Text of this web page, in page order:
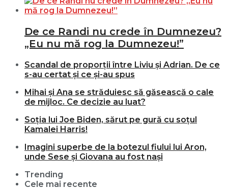
De ce Randi nu crede în Dumnezeu?
„Eu nu mă rog la Dumnezeu!”
Scandal de proporții între Liviu și Adrian. De ce
s-au certat și ce și-au spus
Mihai și Ana se străduiesc să găsească o cale
de mijloc. Ce decizie au luat?
Soția lui Joe Biden, sărut pe gură cu soțul
Kamalei Harris!
Imagini superbe de la botezul fiului lui Aron,
unde Sese și Giovana au fost nași
Trending
Cele mai recente